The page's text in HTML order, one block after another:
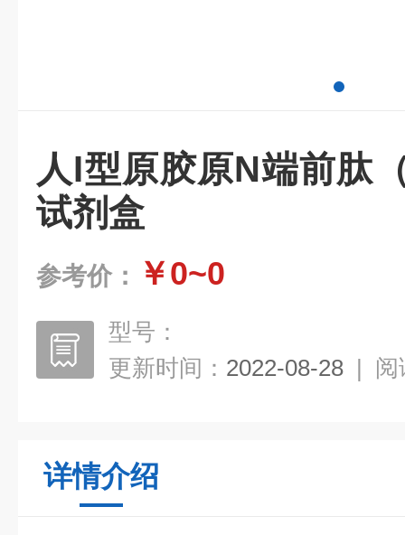
人I型原胶原N端前肽
试剂盒
参考价： ￥0~0
型号：
更新时间： 2022-08-28 | 阅
详情介绍